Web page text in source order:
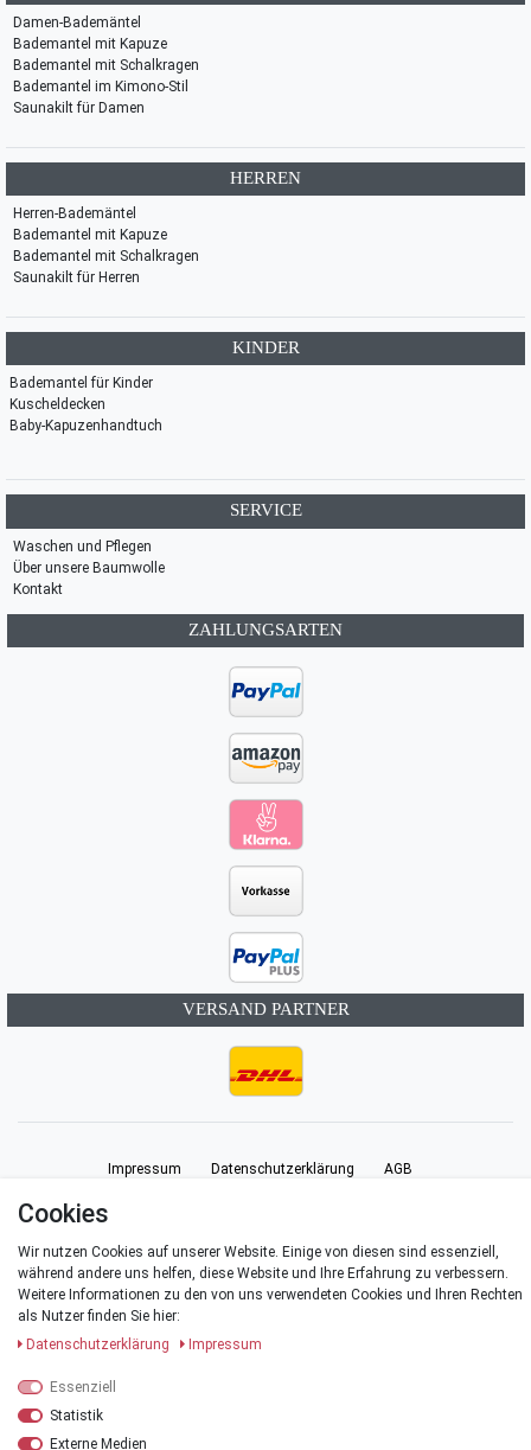
Damen-Bademäntel
Bademantel mit Kapuze
Bademantel mit Schalkragen
Bademantel im Kimono-Stil
Saunakilt für Damen
HERREN
Herren-Bademäntel
Bademantel mit Kapuze
Bademantel mit Schalkragen
Saunakilt für Herren
KINDER
Bademantel für Kinder
Kuscheldecken
Baby-Kapuzenhandtuch
SERVICE
Waschen und Pflegen
Über unsere Baumwolle
Kontakt
ZAHLUNGSARTEN
VERSAND PARTNER
Impressum Daten­schutz­erklärung AGB
Kontakt
Cookies
Wir nutzen Cookies auf unserer Website. Einige von diesen sind essenziell,
während andere uns helfen, diese Website und Ihre Erfahrung zu verbessern.
Weitere Informationen zu den von uns verwendeten Cookies und Ihren Rechten
als Nutzer finden Sie hier:
Daten­schutz­erklärung
Impressum
Essenziell
Statistik
Externe Medien